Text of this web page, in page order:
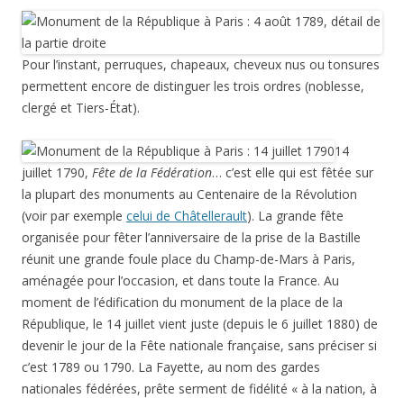
Pour l’instant, perruques, chapeaux, cheveux nus ou tonsures
permettent encore de distinguer les trois ordres (noblesse,
clergé et Tiers-État).
14
juillet 1790, Fête de la Fédération… c’est elle qui est fêtée sur
la plupart des monuments au Centenaire de la Révolution
(voir par exemple celui de Châtellerault). La grande fête
organisée pour fêter l’anniversaire de la prise de la Bastille
réunit une grande foule place du Champ-de-Mars à Paris,
aménagée pour l’occasion, et dans toute la France. Au
moment de l’édification du monument de la place de la
République, le 14 juillet vient juste (depuis le 6 juillet 1880) de
devenir le jour de la Fête nationale française, sans préciser si
c’est 1789 ou 1790. La Fayette, au nom des gardes
nationales fédérées, prête serment de fidélité « à la nation, à